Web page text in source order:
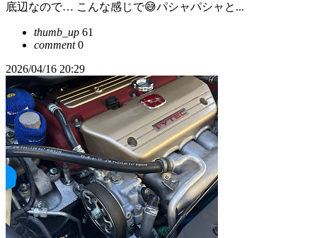
底辺なので… こんな感じで😅パシャパシャと...
thumb_up 61
comment0
2026/04/16 20:29